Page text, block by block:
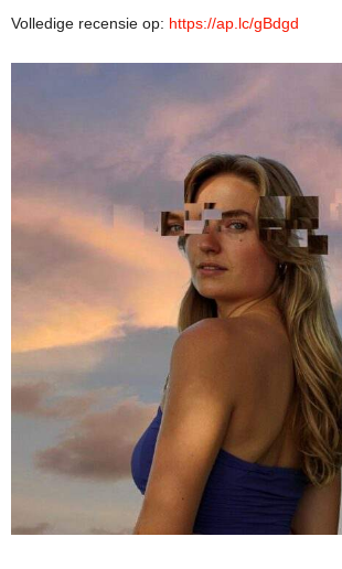
Volledige recensie op: https://ap.lc/gBdgd